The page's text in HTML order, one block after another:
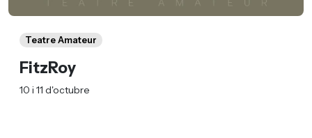
Teatre Amateur
FitzRoy
10 i 11 d'octubre